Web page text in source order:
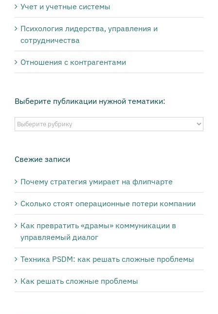
Учет и учетные системы
Психология лидерства, управления и
сотрудничества
Отношения с контрагентами
Выберите публикации нужной тематики:
Выберите
публикации
тематики:
Свежие записи
Почему стратегия умирает на флипчарте
Сколько стоят операционные потери компании
Как превратить «драмы» коммуникации в
управляемый диалог
Техника PSDM: как решать сложные проблемы
Как решать сложные проблемы